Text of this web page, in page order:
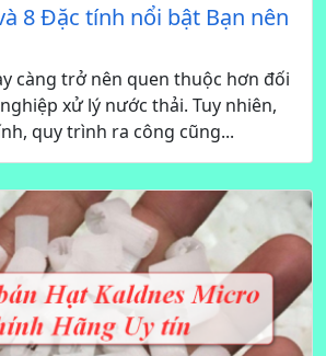
8 Đặc tính nổi bật Bạn nên
càng trở nên quen thuộc hơn đối
xử lý nước thải. Tuy nhiên,
quy trình ra công cũng...